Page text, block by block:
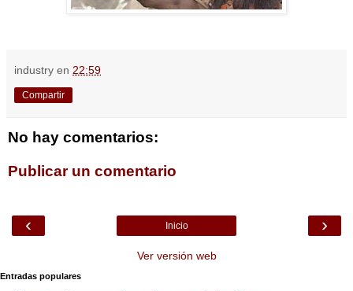
industry en 22:59
Compartir
No hay comentarios:
Publicar un comentario
‹ ›
Inicio
Ver versión web
Entradas populares